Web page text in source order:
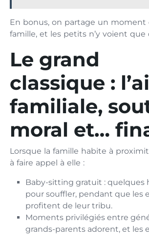
En bonus, on partage un moment
famille, et les petits n’y voient que
Le grand
classique :
familiale,
moral et…
Lorsque la famille habite à
à faire appel à elle :
Baby-sitting gratuit : quelques
pour souffler, pendant que les
profitent de leur tribu.
Moments privilégiés entre
grands-parents adorent, et les